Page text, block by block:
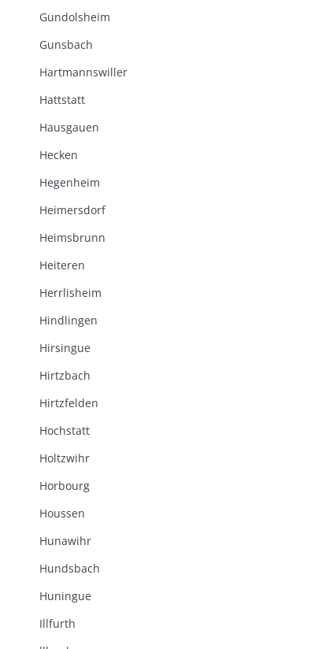
Gundolsheim
Gunsbach
Hartmannswiller
Hattstatt
Hausgauen
Hecken
Hegenheim
Heimersdorf
Heimsbrunn
Heiteren
Herrlisheim
Hindlingen
Hirsingue
Hirtzbach
Hirtzfelden
Hochstatt
Holtzwihr
Horbourg
Houssen
Hunawihr
Hundsbach
Huningue
Illfurth